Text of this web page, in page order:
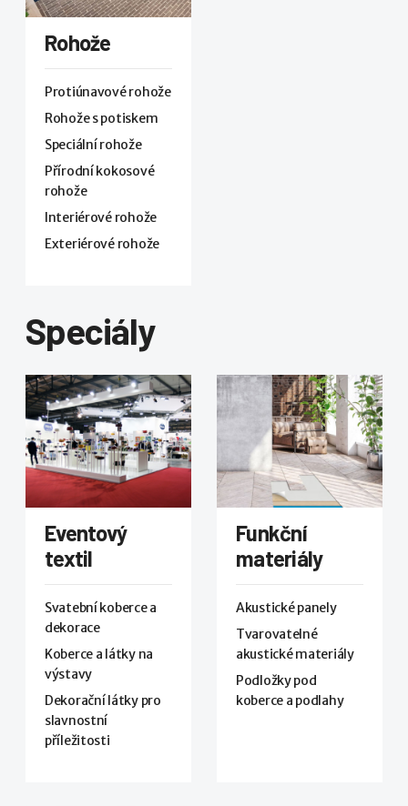
Rohože
Protiúnavové rohože
Rohože s potiskem
Speciální rohože
Přírodní kokosové
rohože
Interiérové rohože
Exteriérové rohože
Speciály
Eventový
textil
Svatební koberce a
dekorace
Koberce a látky na
výstavy
Dekorační látky pro
slavnostní
příležitosti
Funkční
materiály
Akustické panely
Tvarovatelné
akustické materiály
Podložky pod
koberce a podlahy